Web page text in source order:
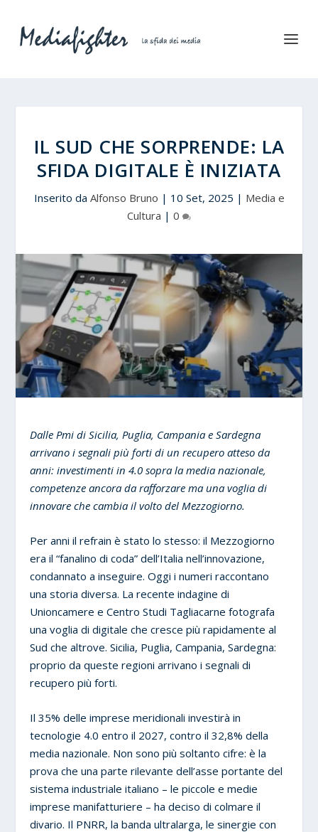
IL SUD CHE SORPRENDE: LA
SFIDA DIGITALE È INIZIATA
Inserito da Alfonso Bruno | 10 Set, 2025 | Media e
Cultura | 0
Dalle Pmi di Sicilia, Puglia, Campania e Sardegna
arrivano i segnali più forti di un recupero atteso da
anni: investimenti in 4.0 sopra la media nazionale,
competenze ancora da rafforzare ma una voglia di
innovare che cambia il volto del Mezzogiorno.
Per anni il refrain è stato lo stesso: il Mezzogiorno
era il “fanalino di coda” dell’Italia nell’innovazione,
condannato a inseguire. Oggi i numeri raccontano
una storia diversa. La recente indagine di
Unioncamere e Centro Studi Tagliacarne fotografa
una voglia di digitale che cresce più rapidamente al
Sud che altrove. Sicilia, Puglia, Campania, Sardegna:
proprio da queste regioni arrivano i segnali di
recupero più forti.
Il 35% delle imprese meridionali investirà in
tecnologie 4.0 entro il 2027, contro il 32,8% della
media nazionale. Non sono più soltanto cifre: è la
prova che una parte rilevante dell’asse portante del
sistema industriale italiano – le piccole e medie
imprese manifatturiere – ha deciso di colmare il
divario. Il PNRR, la banda ultralarga, le sinergie con